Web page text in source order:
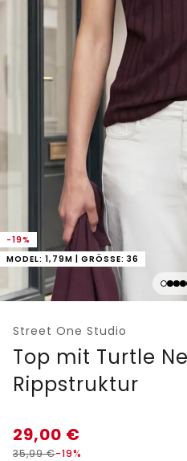
-19%
MODEL: 1,79M | GRÖSSE: 36
Street One Studio
Top mit Turtle
Rippstruktur
29,00 €
35,99€-19%